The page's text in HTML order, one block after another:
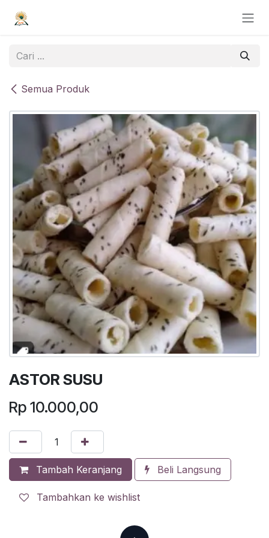
Semua Produk
ASTOR SUSU
Rp 10.000,00
Tambah Keranjang Beli Langsung
Tambahkan ke wishlist